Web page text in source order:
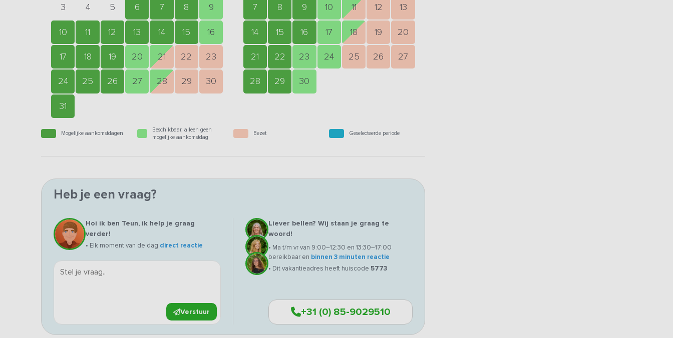
3 4 5 6 7 8 9
10 11 12 13 14 15 16
17 18 19 20 21 22 23
24 25 26 27 28 29 30
31
7 8 9 10 11 12 13
14 15 16 17 18 19 20
21 22 23 24 25 26 27
28 29 30
Mogelijke aankomstdagen
Beschikbaar, alleen geen
mogelijke aankomstdag
Bezet Geselecteerde periode
Heb je een vraag?
Hoi ik ben Teun, ik help je graag
verder!
• Elk moment van de dag direct reactie
Verstuur
Liever bellen? Wij staan je graag te
woord!
• Ma t/m vr van 9:00–12:30 en 13:30–17:00
bereikbaar en binnen 3 minuten reactie
• Dit vakantieadres heeft huiscode 5773
+31 (0) 85-9029510